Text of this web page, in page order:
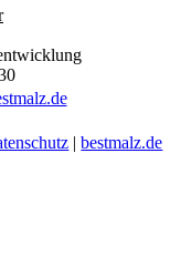
|bestmalz.de